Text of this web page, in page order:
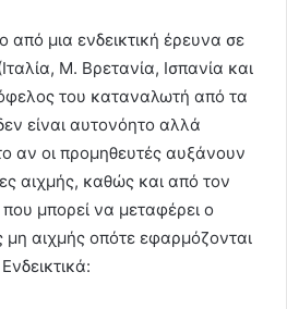
μια ενδεικτική έρευνα σε
Μ. Βρετανία, Ισπανία και
του καταναλωτή από τα
είναι αυτονόητο αλλά
αν οι προμηθευτές αυξάνουν
αιχμής, καθώς και από τον
μπορεί να μεταφέρει ο
αιχμής οπότε εφαρμόζονται